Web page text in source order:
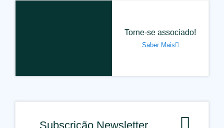
Torne-se associado!
Saber Mais
Subscrição Newsletter